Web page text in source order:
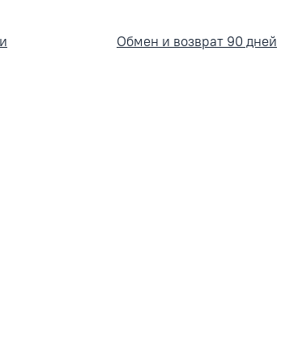
Обмен и возврат 90 дней